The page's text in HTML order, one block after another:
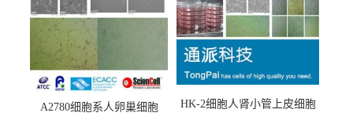
A2780细胞系人卵巢细胞
HK-2细胞人肾小管上皮细胞